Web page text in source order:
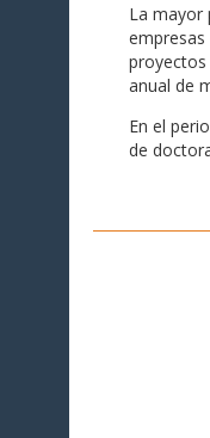
La mayor
anual de
En el
de